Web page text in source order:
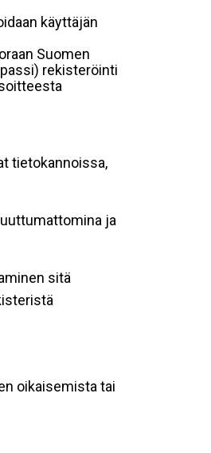
käyttäjän
Suomen
rekisteröinti
tietokannoissa,
ja
sitä
oikaisemista tai